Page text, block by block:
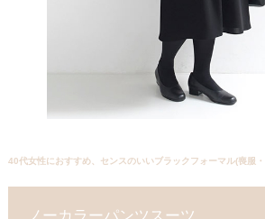
40代女性におすすめ、センスのいいブラックフォーマル(喪服
ノーカラーパンツスーツ